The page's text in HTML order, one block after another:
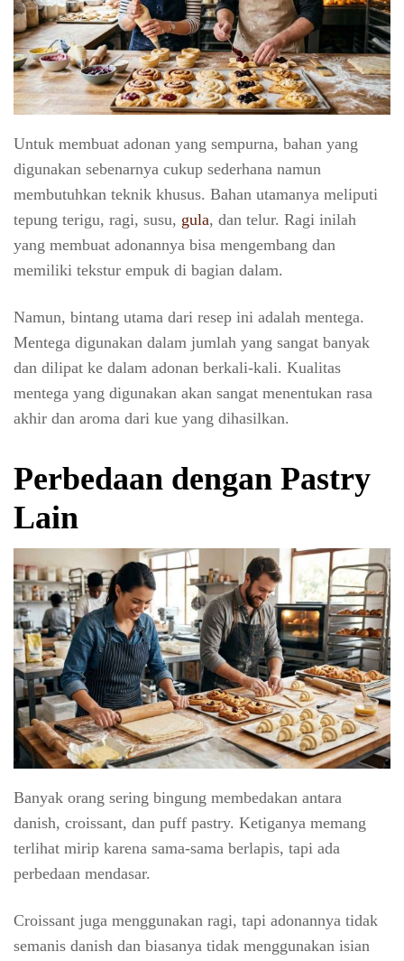
Untuk membuat adonan yang sempurna, bahan yang
digunakan sebenarnya cukup sederhana namun
membutuhkan teknik khusus. Bahan utamanya meliputi
tepung terigu, ragi, susu, gula, dan telur. Ragi inilah
yang membuat adonannya bisa mengembang dan
memiliki tekstur empuk di bagian dalam.
Namun, bintang utama dari resep ini adalah mentega.
Mentega digunakan dalam jumlah yang sangat banyak
dan dilipat ke dalam adonan berkali-kali. Kualitas
mentega yang digunakan akan sangat menentukan rasa
akhir dan aroma dari kue yang dihasilkan.
Perbedaan dengan Pastry
Lain
Banyak orang sering bingung membedakan antara
danish, croissant, dan puff pastry. Ketiganya memang
terlihat mirip karena sama-sama berlapis, tapi ada
perbedaan mendasar.
Croissant juga menggunakan ragi, tapi adonannya tidak
semanis danish dan biasanya tidak menggunakan isian